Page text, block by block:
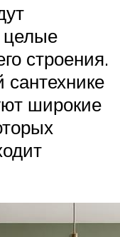
целые
строения.
сантехнике
широкие